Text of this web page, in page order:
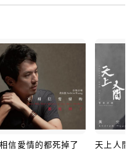
10首原創單曲，皆由詩人
打造詩壇重量級音樂專輯
提名者林尚德老師，擔任
瑋儒擔任製作人，並為詩
Hello Nico操刀編製搖滾
夏宇合作的前衛歌手邱比
唱。高人氣DJ RayRay為
吟唱詩人》曲風橫跨英式
信愛情的都死掉了 天上人間